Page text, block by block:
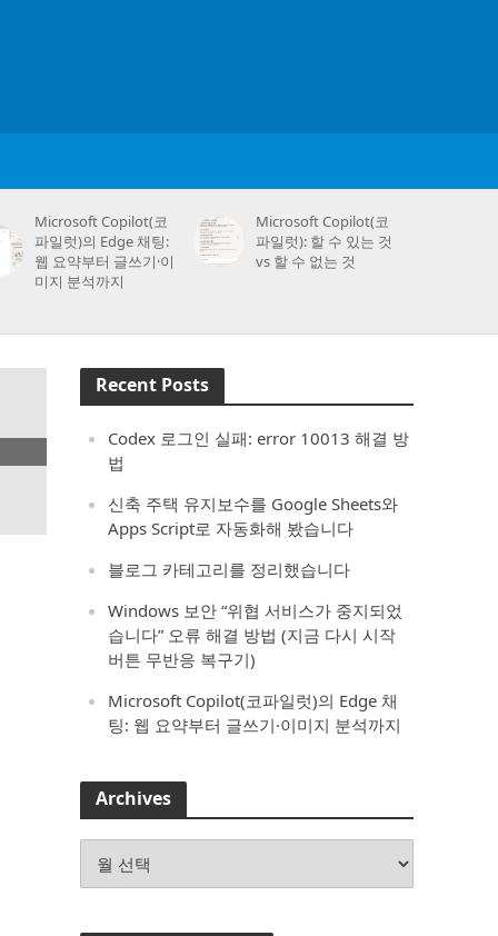
Microsoft Copilot(코
파일럿)의 Edge 채팅:
웹 요약부터 글쓰기·이
미지 분석까지
Microsoft Copilot(코
파일럿): 할 수 있는 것
vs 할 수 없는 것
Recent Posts
Codex 로그인 실패: error 10013 해결 방
법
신축 주택 유지보수를 Google Sheets와
Apps Script로 자동화해 봤습니다
블로그 카테고리를 정리했습니다
Windows 보안 “위협 서비스가 중지되었
습니다” 오류 해결 방법 (지금 다시 시작
버튼 무반응 복구기)
Microsoft Copilot(코파일럿)의 Edge 채
팅: 웹 요약부터 글쓰기·이미지 분석까지
Archives